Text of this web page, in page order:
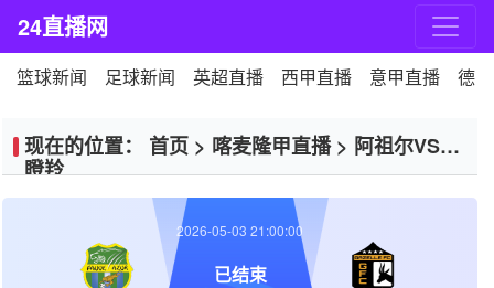
24直播网
篮球新闻 足球新闻 英超直播 西甲直播 意甲直播 德
现在的位置： 首页 > 喀麦隆甲直播> 阿祖尔VSFC
瞪羚
2026-05-03 21:00:00
已结束